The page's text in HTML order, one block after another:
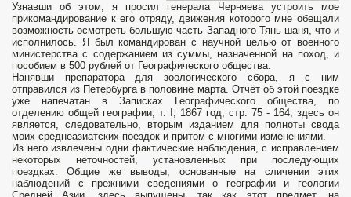
Узнавши об этом, я просил генерала Черняева устроить мое
прикомандирование к его отряду, движения которого мне обещали
возможность осмотреть большую часть Западного Тянь-шаня, что и
исполнилось. Я был командирован с научной целью от военного
министерства с содержанием из суммы, назначенной на поход, и
пособием в 500 рублей от Географического общества.
Нанявши препаратора для зоологического сбора, я с ним
отправился из Петербурга в половине марта. Отчёт об этой поездке
уже напечатан в Записках Географического общества, по
отделению общей географии, т. I, 1867 год, стр. 75 - 164; здесь он
является, следовательно, вторым изданием для полноты свода
моих среднеазиатских поездок и притом с многими изменениями.
Из него извлечены одни фактические наблюдения, с исправлением
некоторых неточностей, установленных при последующих
поездках. Общие же выводы, основанные на сличении этих
наблюдений с прежними сведениями о географии и геологии